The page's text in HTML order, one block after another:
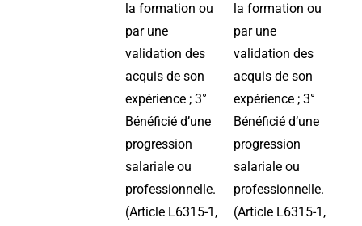
la formation ou
par une
validation des
acquis de son
expérience ; 3°
Bénéficié d’une
progression
salariale ou
professionnelle.
(Article L6315-1,
la formation ou
par une
validation des
acquis de son
expérience ; 3°
Bénéficié d’une
progression
salariale ou
professionnelle.
(Article L6315-1,